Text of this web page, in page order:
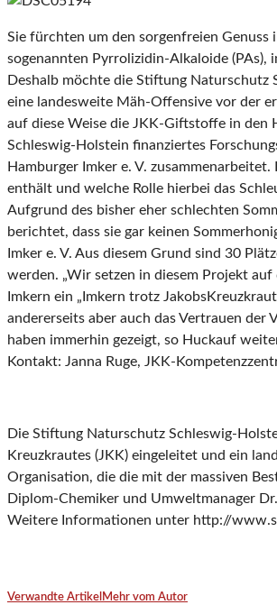
Sie fürchten um den sorgenfreien
sogenannten Pyrrolizidin-Alkaloide (PAs),
Deshalb möchte die Stiftung Naturschutz
eine landesweite Mäh-Offensive vor der
auf diese Weise die JKK-Giftstoffe in den
Schleswig-Holstein finanziertes
Hamburger Imker e. V.
enthält und welche Rolle hierbei das
Aufgrund des bisher eher schlechten
berichtet, dass sie gar keinen
Imker e. V. Aus diesem Grund sind 30
werden. „Wir setzen in diesem Projekt
Imkern ein „Imkern trotz
andererseits aber auch das Vertrauen der
haben immerhin gezeigt, so Huckauf
Kontakt: Janna Ruge, JKK-
Die Stiftung Naturschutz Schleswig-
Kreuzkrautes (JKK) eingeleitet und ein
Organisation, die die mit der massiven
Diplom-Chemiker und Umweltmanager
Weitere Informationen unter http://
Verwandte Artikel Mehr vom Autor